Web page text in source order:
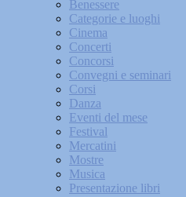
Benessere
Categorie e luoghi
Cinema
Concerti
Concorsi
Convegni e seminari
Corsi
Danza
Eventi del mese
Festival
Mercatini
Mostre
Musica
Presentazione libri